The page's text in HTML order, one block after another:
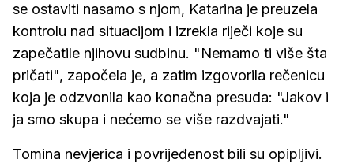
se ostaviti nasamo s njom, Katarina je preuzela
kontrolu nad situacijom i izrekla riječi koje su
zapečatile njihovu sudbinu. "Nemamo ti više šta
pričati", započela je, a zatim izgovorila rečenicu
koja je odzvonila kao konačna presuda: "Jakov i
ja smo skupa i nećemo se više razdvajati."
Tomina nevjerica i povrijeđenost bili su opipljivi.